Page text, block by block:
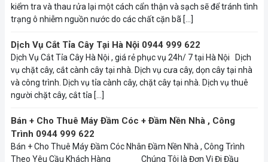
kiểm tra và thau rửa lại một cách cẩn thận và sạch sẽ để tránh tình
trạng ô nhiễm nguồn nước do các chất cặn bã […]
Dịch Vụ Cắt Tỉa Cây Tại Hà Nội 0944 999 622
Dịch Vụ Cắt Tỉa Cây Hà Nội , giá rẻ phục vụ 24h/ 7 tại Hà Nội Dịch
vụ chặt cây, cắt cành cây tại nhà. Dịch vụ cưa cây, dọn cây tại nhà
và công trình. Dịch vụ tỉa cành cây, chặt cây tại nhà. Dịch vụ thuê
người chặt cây, cắt tỉa […]
Bán + Cho Thuê Máy Đầm Cóc + Đầm Nền Nhà , Công
Trình 0944 999 622
Bán + Cho Thuê Máy Đầm Cóc Nhân Đầm Nền Nhà , Công Trình
Theo Yêu Cầu Khách Hàng Chúng Tôi là Đơn Vị Đi Đầu